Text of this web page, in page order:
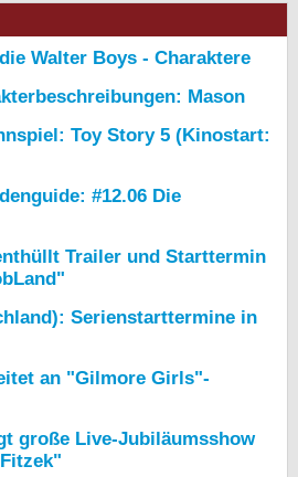
Walter Boys - Charaktere
Mason
Toy Story 5 (Kinostart:
#12.06 Die
Trailer und Starttermin
Serienstarttermine in
an "Gilmore Girls"-
große Live-Jubiläumsshow